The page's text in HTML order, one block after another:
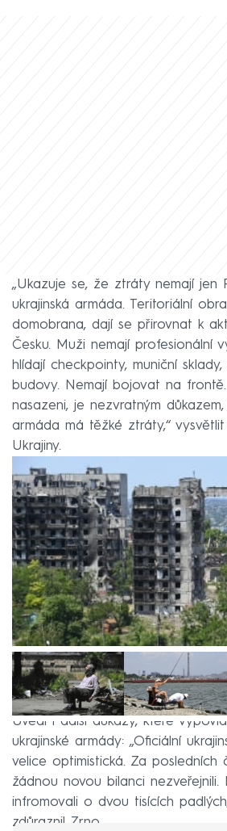
„Ukazuje se, že ztráty nemají jen
ukrajinská armáda. Teritoriální
domobrana, dají se přirovnat k
Česku. Muži nemají profesionální
hlídají checkpointy, muniční
budovy. Nemají bojovat na
nasazeni, je nezvratným důkazem,
armáda má těžké ztráty,“
Ukrajiny.
Uvedl i další důkazy, které
ukrajinské armády: „Oficiální
velice optimistická. Za posledních
žádnou novou bilanci nezveřejnili.
infromovali o dvou tisících
zdůraznil Zrno.